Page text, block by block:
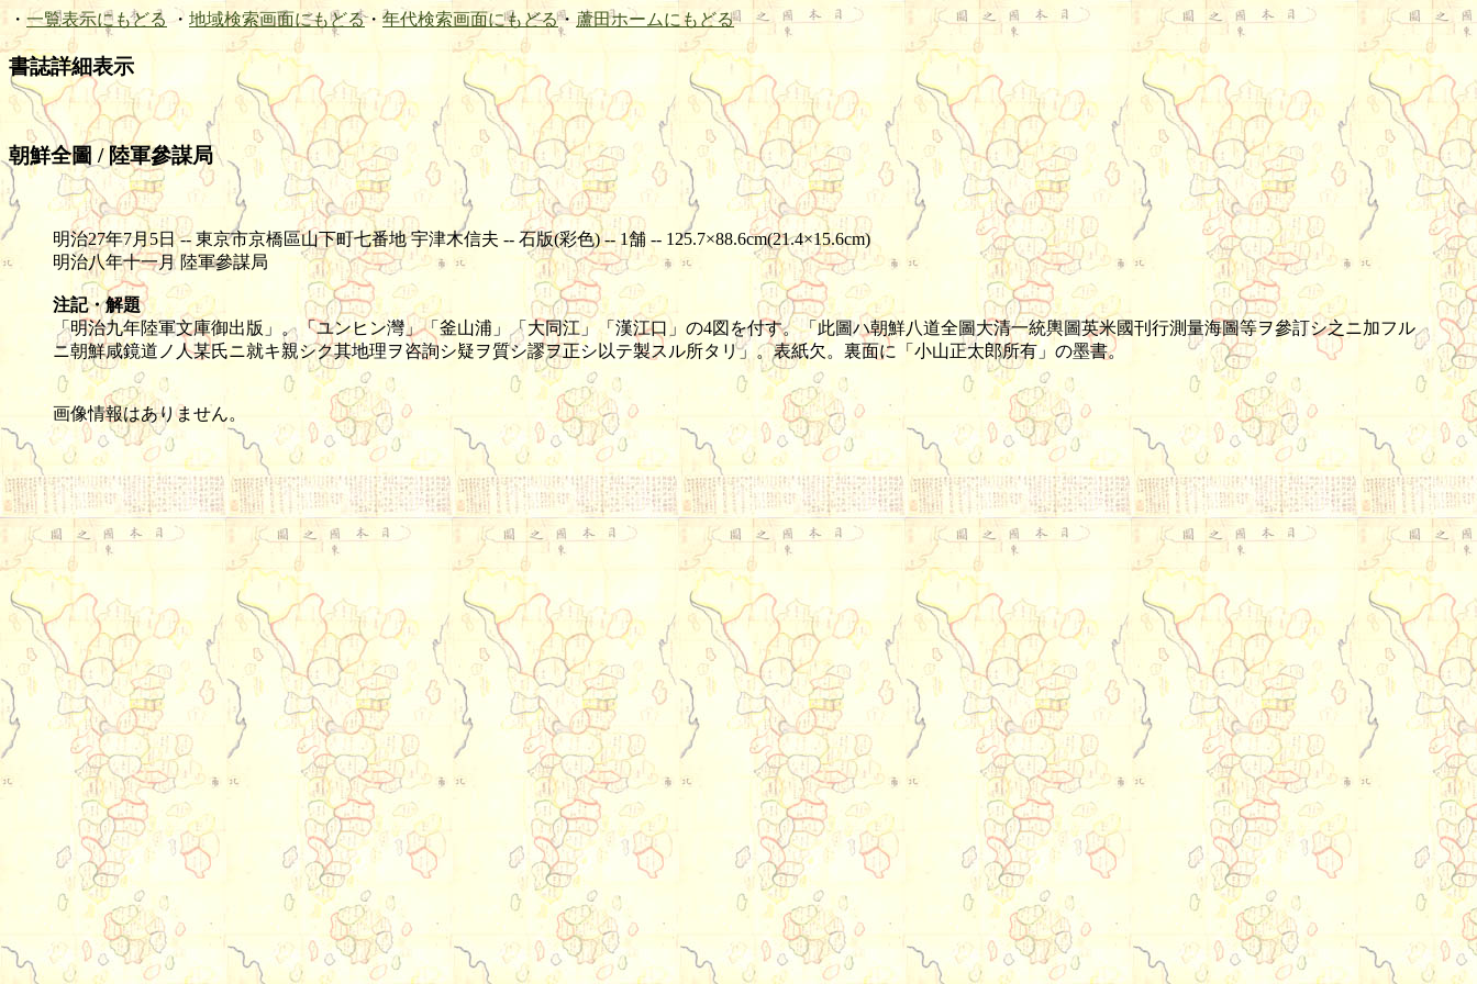
・ 一覧表示にもどる ・ 地域検索画面にもどる・ 年代検索画面にもどる・ 蘆田ホームにもどる
書誌詳細表示
朝鮮全圖 / 陸軍參謀局
明治27年7月5日 -- 東京市京橋區山下町七番地 宇津木信夫 -- 石版(彩色) -- 1舗 -- 125.7×88.6cm(21.4×15.6cm)
明治八年十一月 陸軍參謀局
注記・解題
「明治九年陸軍文庫御出版」。「ユンヒン灣」「釜山浦」「大同江」「漢江口」の4図を付す。「此圖ハ朝鮮八道全圖大清一統輿圖英米國刊行測量海圖等ヲ參訂シ之ニ加フル
ニ朝鮮咸鏡道ノ人某氏ニ就キ親シク其地理ヲ咨詢シ疑ヲ質シ謬ヲ正シ以テ製スル所タリ」。表紙欠。裏面に「小山正太郎所有」の墨書。
画像情報はありません。